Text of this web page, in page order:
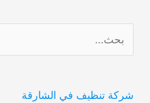
ل
ح
شركة تنظيف في الشارقة